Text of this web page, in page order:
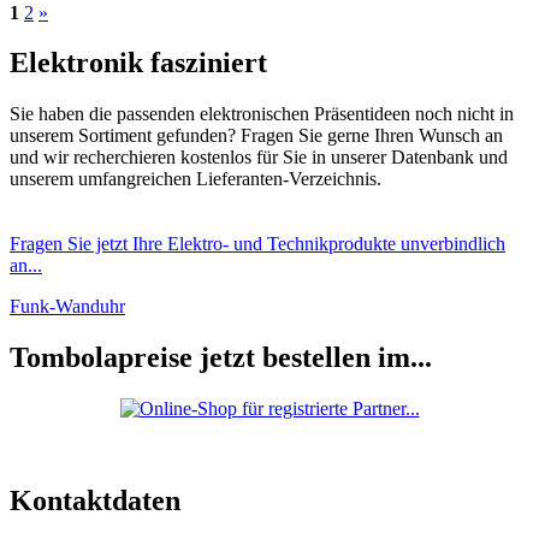
1 2 »
Elektronik fasziniert
Sie haben die passenden elektronischen Präsentideen noch nicht in
unserem Sortiment gefunden? Fragen Sie gerne Ihren Wunsch an
und wir recherchieren kostenlos für Sie in unserer Datenbank und
unserem umfangreichen Lieferanten-Verzeichnis.
Fragen Sie jetzt Ihre Elektro- und Technikprodukte unverbindlich
an...
Funk-Wanduhr
Tombolapreise jetzt bestellen im...
Kontaktdaten